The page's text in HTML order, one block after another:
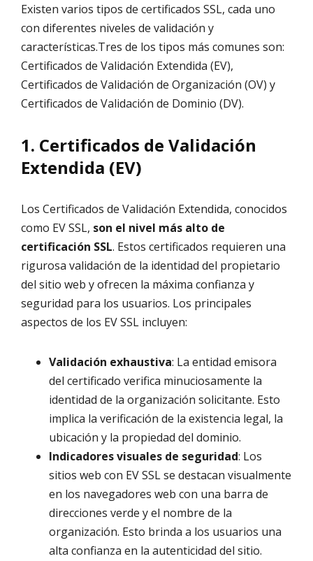
Existen varios tipos de certificados SSL, cada uno
con diferentes niveles de validación y
características.Tres de los tipos más comunes son:
Certificados de Validación Extendida (EV),
Certificados de Validación de Organización (OV) y
Certificados de Validación de Dominio (DV).
1. Certificados de Validación
Extendida (EV)
Los Certificados de Validación Extendida, conocidos
como EV SSL, son el nivel más alto de
certificación SSL. Estos certificados requieren una
rigurosa validación de la identidad del propietario
del sitio web y ofrecen la máxima confianza y
seguridad para los usuarios. Los principales
aspectos de los EV SSL incluyen:
Validación exhaustiva: La entidad emisora
del certificado verifica minuciosamente la
identidad de la organización solicitante. Esto
implica la verificación de la existencia legal, la
ubicación y la propiedad del dominio.
Indicadores visuales de seguridad: Los
sitios web con EV SSL se destacan visualmente
en los navegadores web con una barra de
direcciones verde y el nombre de la
organización. Esto brinda a los usuarios una
alta confianza en la autenticidad del sitio.